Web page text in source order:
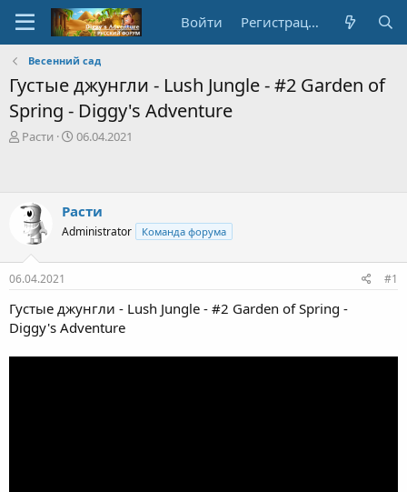
Войти Регистрация
Весенний сад
Густые джунгли - Lush Jungle - #2 Garden of
Spring - Diggy's Adventure
А
т
е
м
ы
Расти
Д
о
з
а
я
06.04.2021
Расти
Administrator Команда форума
06.04.2021 #1
Густые джунгли - Lush Jungle - #2 Garden of Spring -
Diggy's Adventure